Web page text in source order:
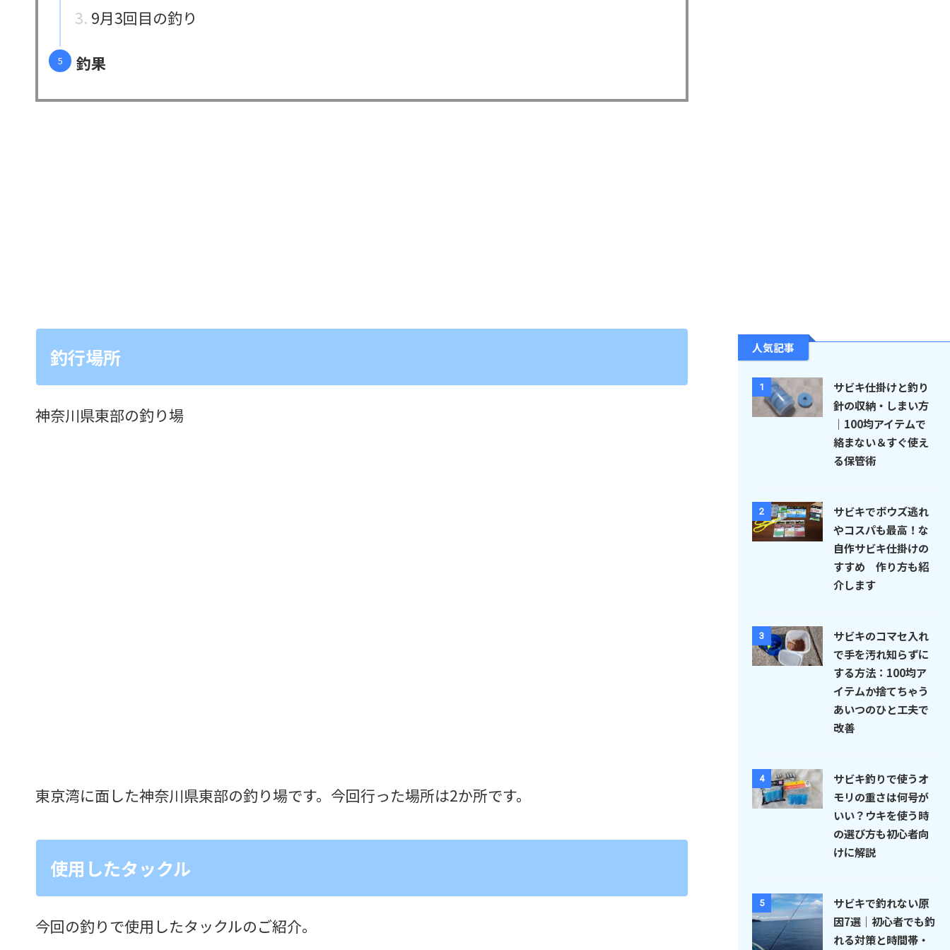
9月3回目の釣り
釣果
釣行場所
神奈川県東部の釣り場
東京湾に面した神奈川県東部の釣り場です。今回行った場所は2か所です。
使用したタックル
今回の釣りで使用したタックルのご紹介。
人気記事
1
サビキ仕掛けと釣り
針の収納・しまい方
｜100均アイテムで
絡まない＆すぐ使え
る保管術
2
サビキでボウズ逃れ
やコスパも最高！な
自作サビキ仕掛けの
すすめ 作り方も紹
介します
3
サビキのコマセ入れ
で手を汚れ知らずに
する方法：100均ア
イテムか捨てちゃう
あいつのひと工夫で
改善
4
サビキ釣りで使うオ
モリの重さは何号が
いい？ウキを使う時
の選び方も初心者向
けに解説
5
サビキで釣れない原
因7選｜初心者でも釣
れる対策と時間帯・